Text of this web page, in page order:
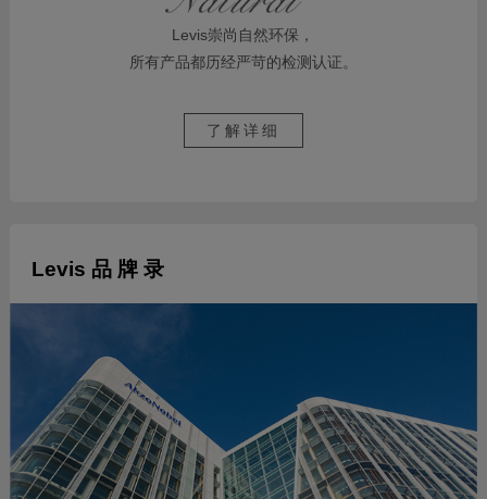
Levis崇尚自然环保，
所有产品都历经严苛的检测认证。
了解详细
Levis 品 牌 录